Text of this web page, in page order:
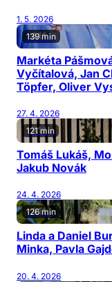
1. 5. 2026
139 min
Markéta
Vyčítalová, Jan
Töpfer, Oliver
27. 4. 2026
121 min
Tomáš Lukáš,
Jakub Novák
24. 4. 2026
126 min
Linda a Daniel
Minka, Pavla
20. 4. 2026